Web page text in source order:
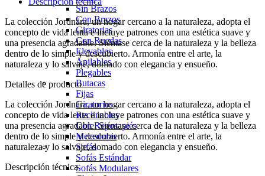
Sin Brazos
Con Brazos
Giratorias
Con Ruedas
Elevables
Apilables
Plegables
Butacas
Fijas
Giratorios
Reclinables
Con Reposapiés
Mecedoras
Sofás
Sofás Estándar
Sofás Modulares
La colección Jordnära, un hogar cercano a la naturaleza, adopta el
concepto de vida lenta e incluye patrones con una estética suave y
una presencia agradable. Siéntase cerca de la naturaleza y la belleza
dentro de lo simple y descubierto. Armonía entre el arte, la
naturaleza y lo salvaje, domado con elegancia y ensueño.
Detalles de producto
La colección Jordnära, un hogar cercano a la naturaleza, adopta el
concepto de vida lenta e incluye patrones con una estética suave y
una presencia agradable. Siéntase cerca de la naturaleza y la belleza
dentro de lo simple y descubierto. Armonía entre el arte, la
naturaleza y lo salvaje, domado con elegancia y ensueño.
Descripción técnica